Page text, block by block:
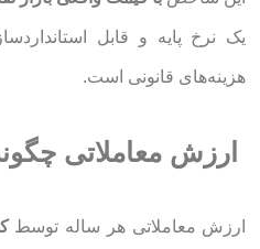
یک نرخ پایه و قابل
هزینه‌های قانونی است.
ارزش معاملاتی
ارزش معاملاتی هر ساله توسط